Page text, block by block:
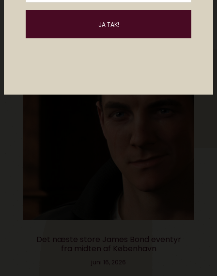
Det næste store James Bond eventyr
fra midten af København
juni 16, 2026